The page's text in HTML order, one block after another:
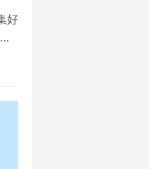
好